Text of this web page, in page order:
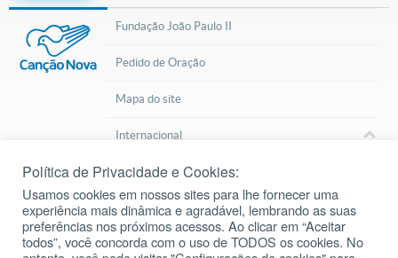
Fundação João Paulo II
Pedido de Oração
Mapa do site
Internacional
cancaonova.com © 2002 – 2026Todos os direitos reservados.
Política de Privacidade e Cookies:
Usamos cookies em nossos sites para lhe fornecer uma
experiência mais dinâmica e agradável, lembrando as suas
preferências nos próximos acessos. Ao clicar em “Aceitar
todos”, você concorda com o uso de TODOS os cookies. No